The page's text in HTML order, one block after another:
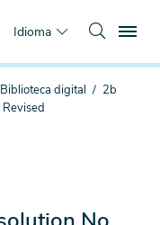
Idioma
Biblioteca digital
2b